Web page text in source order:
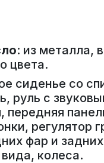
: из металла,
цвета.
сиденье со
руль с
передняя
регулятор
фар и
колеса.